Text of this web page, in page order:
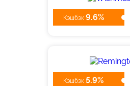
Кэшбэк 9.6%
Кэшбэк 5.9%